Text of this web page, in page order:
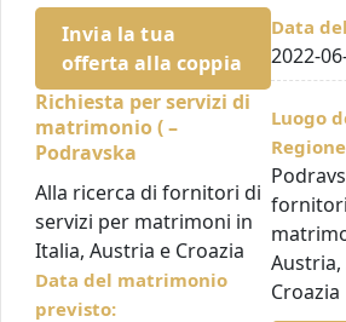
Invia la tua
offerta alla coppia
Richiesta per servizi di
matrimonio ( –
Podravska
Alla ricerca di fornitori di
servizi per matrimoni in
Italia, Austria e Croazia
Data del matrimonio
previsto:
Data
2022-
Luogo
Austria,
Croazia